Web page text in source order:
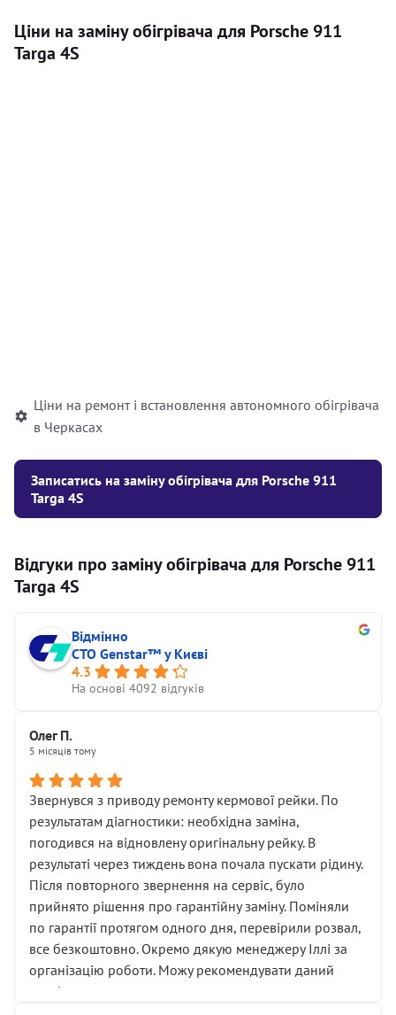
Ціни на заміну обігрівача для Porsche 911
Targa 4S
Ціни на ремонт і встановлення автономного обігрівача
в Черкасах
Записатись на заміну обігрівача для Porsche 911
Targa 4S
Відгуки про заміну обігрівача для Porsche 911
Targa 4S
Відмінно
СТО Genstar™ у Києві
4.3
На основі 4092 відгуків
Олег П.
5 місяців тому
Звернувся з приводу ремонту кермової рейки. По
результатам діагностики: необхідна заміна,
погодився на відновлену оригінальну рейку. В
результаті через тиждень вона почала пускати рідину.
Після повторного звернення на сервіс, було
прийнято рішення про гарантійну заміну. Поміняли
по гарантії протягом одного дня, перевірили розвал,
все безкоштовно. Окремо дякую менеджеру Іллі за
організацію роботи. Можу рекомендувати даний
сервіс.